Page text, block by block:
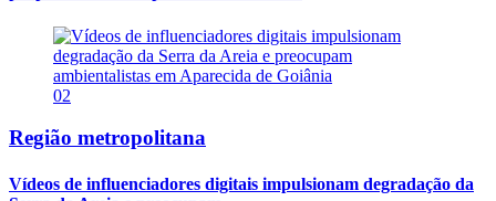
02
Região metropolitana
Vídeos de influenciadores digitais impulsionam degradação da